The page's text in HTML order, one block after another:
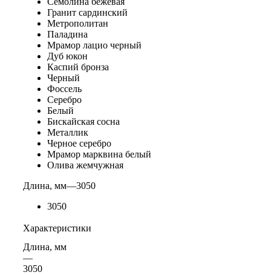
Гранит сардинский
Метрополитан
Паладина
Мрамор лацио черный
Дуб юкон
Каспий бронза
Черный
Фоссель
Серебро
Белый
Бискайская сосна
Металлик
Черное серебро
Мрамор марквина белый
Олива жемчужная
Длина, мм—3050
3050
Характеристики
Длина, мм
—
3050